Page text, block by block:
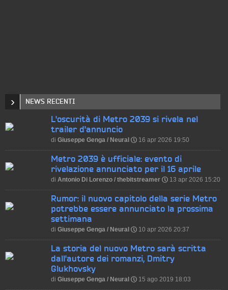
› NEWS RECENTI
L'oscurità di Metro 2039 si rivela nel
trailer d'annuncio
di Giuseppe Genga / Neural P 16 apr 2026 19:50
Metro 2039 è ufficiale: evento di
rivelazione annunciato per il 16 aprile
di Antonio Di Lorenzo / thebitstreamer P 13 apr 2026 15:20
Rumor: il nuovo capitolo della serie Metro
potrebbe essere annunciato la prossima
settimana
di Giuseppe Genga / Neural P 10 apr 2026 20:37
La storia del nuovo Metro sarà scritta
dall'autore dei romanzi, Dmitry
Glukhovsky
di Giuseppe Genga / Neural P 15 ago 2019 18:03